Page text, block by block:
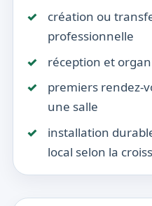
création ou
professionnelle
réception et
premiers rendez-
une salle
installation
local selon la